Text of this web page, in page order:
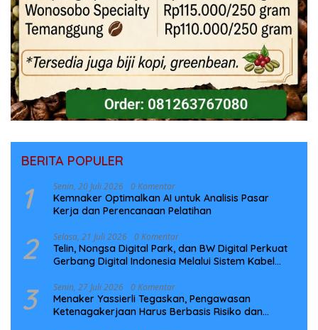
BERITA POPULER
1 Senin, 20 Juli 2026 0 Komentar
Kemnaker Optimalkan AI untuk Analisis Pasar
Kerja dan Perencanaan Pelatihan
2 Selasa, 21 Juli 2026 0 Komentar
Telin, Nongsa Digital Park, dan BW Digital Perkuat
Gerbang Digital Indonesia Melalui Sistem Kabel
3 Senin, 27 Juli 2026 0 Komentar
Menaker Yassierli Tegaskan, Pengawasan
Ketenagakerjaan Harus Berbasis Risiko dan